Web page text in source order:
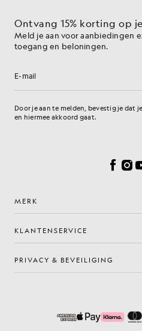
Ontvang 15% korting op
Meld je aan voor aanbiedingen
toegang en beloningen.
E-mailadres
Door je aan te melden, bevestig je dat
en hiermee akkoord gaat.
MERK
KLANTENSERVICE
PRIVACY & BEVEILIGING